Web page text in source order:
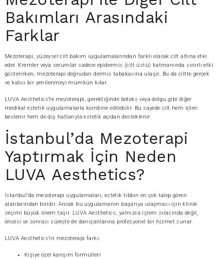
Bakımları Arasındaki
Farklar
Mezoterapi, yüzeysel cilt bakım uygulamalarından farklı olarak cilt altına etki
eder. Kremler veya serumlar sadece epidermis (cilt üstü) katmanında sınırlı etki
gösterirken, mezoterapi doğrudan dermis tabakasına ulaşır. Bu da ciltte gerçek
ve kalıcı bir yenilenmeyi mümkün kılar.
LUVA Aesthetics’te mezoterapi, gerektiğinde botoks veya dolgu gibi diğer
medikal estetik uygulamalarla kombine edilebilir. Bu sayede cilt hem içten
beslenir hem de dış hatlarıyla estetik açıdan desteklenir.
İstanbul’da Mezoterapi
Yaptırmak İçin Neden
LUVA Aesthetics?
İstanbul’da mezoterapi uygulamaları, estetik tıbbın en çok talep gören
alanlarından biridir. Ancak bu uygulamanın başarıya ulaşması için klinik
seçimi büyük önem taşır. LUVA Aesthetics, yalnızca işlem sırasında değil,
öncesi ve sonrası süreçte de danışanlarına profesyonel bir hizmet sunar.
LUVA Aesthetics’in mezoterapi farkı:
Kişiye özel karışım formülleri